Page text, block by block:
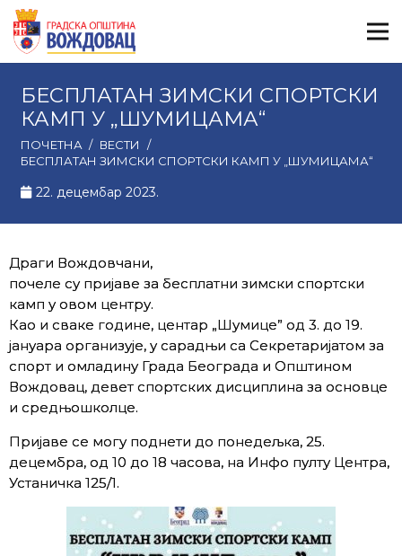
БЕСПЛАТAН ЗИМСКИ СПОРТСКИ
КАМП У „ШУМИЦАМА“
ПОЧЕТНА / ВЕСТИ
/
БЕСПЛАТAН ЗИМСКИ СПОРТСКИ КАМП У „ШУМИЦАМА“
22. децембар 2023.
Драги Вождовчани,
почеле су пријаве за бесплатни зимски спортски
камп у овом центру.
Као и сваке године, центар „Шумице” од 3. до 19.
јануара организује, у сарадњи са Секретаријатом за
спорт и омладину Града Београда и Општином
Вождовац, девет спортских дисциплина за основце
и средњошколце.
Пријаве се могу поднети до понедељка, 25.
децембра, од 10 до 18 часова, на Инфо пулту Центра,
Устаничка 125/1.